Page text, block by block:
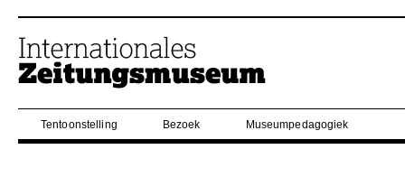
Tentoonstelling Bezoek Museumpedagogiek